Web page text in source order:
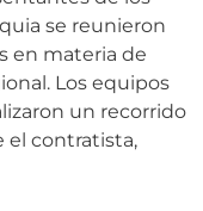
se reunieron
en materia de
Los equipos
un recorrido
el contratista,